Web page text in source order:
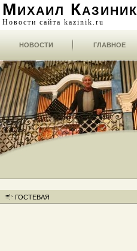
Михаил Казиник
Новости сайта kazinik.ru
НОВОСТИ ГЛАВНОЕ
ГОСТЕВАЯ